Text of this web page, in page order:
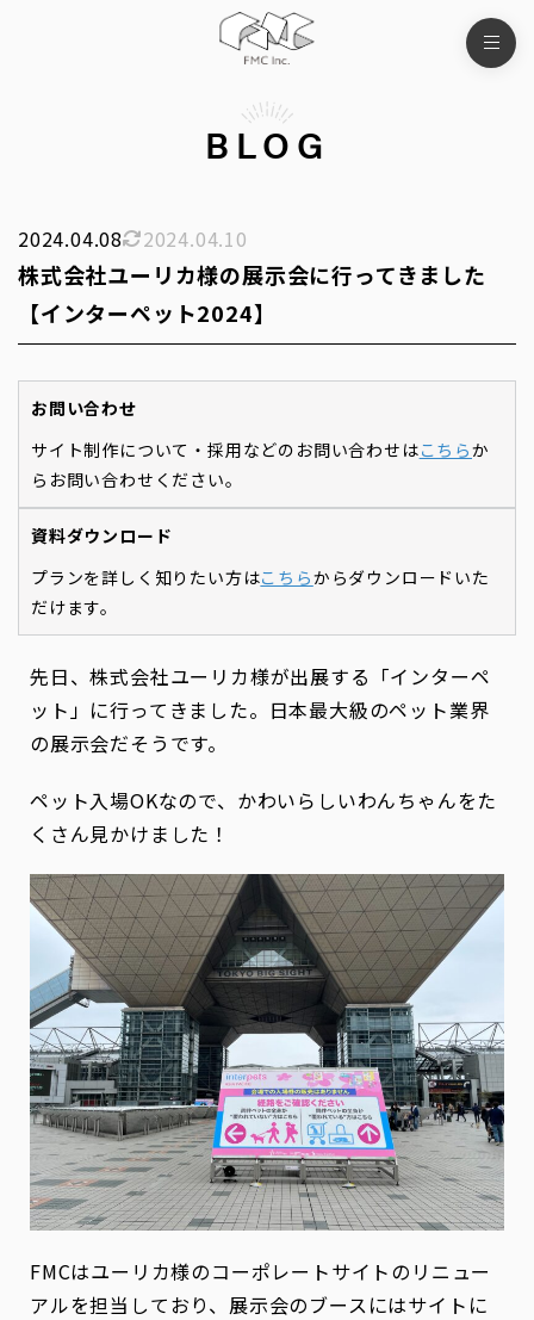
BLOG
2024.04.08 2024.04.10
株式会社ユーリカ様の展示会に行ってきました
【インターペット2024】
お問い合わせ
サイト制作について・採用などのお問い合わせはこちらか
らお問い合わせください。
資料ダウンロード
プランを詳しく知りたい方はこちらからダウンロードいた
だけます。
先日、株式会社ユーリカ様が出展する「インターペ
ット」に行ってきました。日本最大級のペット業界
の展示会だそうです。
ペット入場OKなので、かわいらしいわんちゃんをた
くさん見かけました！
FMCはユーリカ様のコーポレートサイトのリニュー
アルを担当しており、展示会のブースにはサイトに